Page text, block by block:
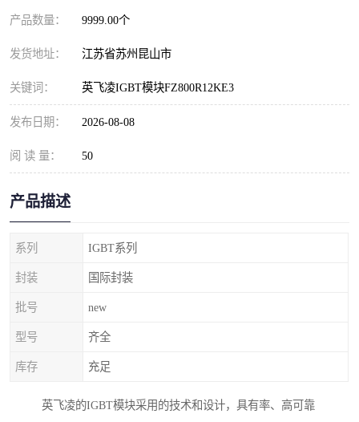
产品数量： 9999.00个
发货地址： 江苏省苏州昆山市
关键词： 英飞凌IGBT模块FZ800R12KE3
发布日期： 2026-08-08
阅 读 量： 50
产品描述
系列 IGBT系列
封装 国际封装
批号 new
型号 齐全
库存 充足
英飞凌的IGBT模块采用的技术和设计，具有率、高可靠